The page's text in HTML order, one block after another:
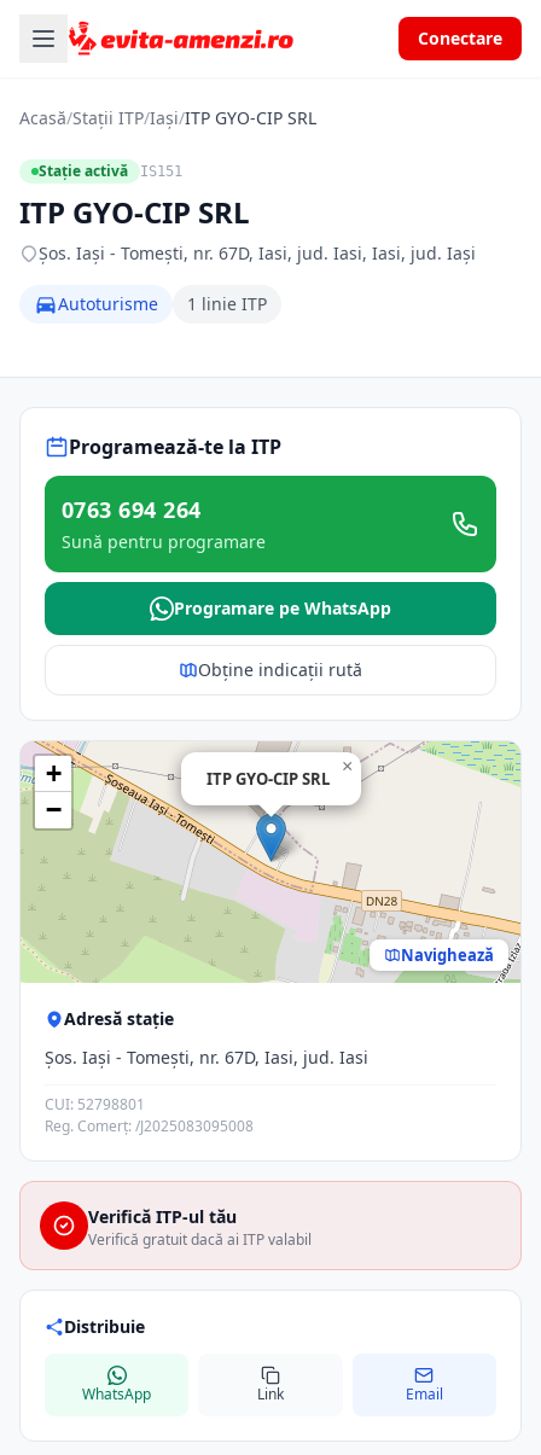
Conectare
Acasă/Stații ITP/Iași/ITP GYO-CIP SRL
Stație activă IS151
ITP GYO-CIP SRL
Şos. Iaşi - Tomeşti, nr. 67D, Iasi, jud. Iasi, Iasi, jud. Iași
Autoturisme 1 linie ITP
Programează-te la ITP
0763 694 264
Sună pentru programare
Programare pe WhatsApp
Obține indicații rută
ITP GYO-CIP SRL
×
+
−
Navighează
Adresă stație
Şos. Iaşi - Tomeşti, nr. 67D, Iasi, jud. Iasi
CUI: 52798801
Reg. Comerț: /J2025083095008
Verifică ITP-ul tău
Verifică gratuit dacă ai ITP valabil
Distribuie
WhatsApp Link Email